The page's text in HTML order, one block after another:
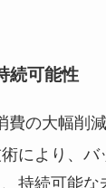
続可能性
費の大幅削
により、バ
持続可能な